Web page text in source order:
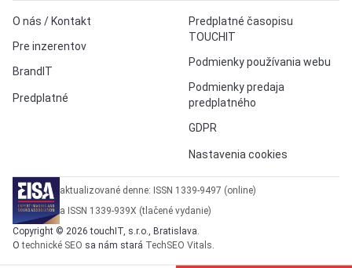
O nás / Kontakt
Pre inzerentov
BrandIT
Predplatné
Predplatné časopisu
TOUCHIT
Podmienky používania webu
Podmienky predaja
predplatného
GDPR
Nastavenia cookies
aktualizované denne: ISSN 1339-9497 (online)
a ISSN 1339-939X (tlačené vydanie)
Copyright © 2026 touchIT, s.r.o., Bratislava.
Otechnické SEO sa nám stará TechSEO Vitals.